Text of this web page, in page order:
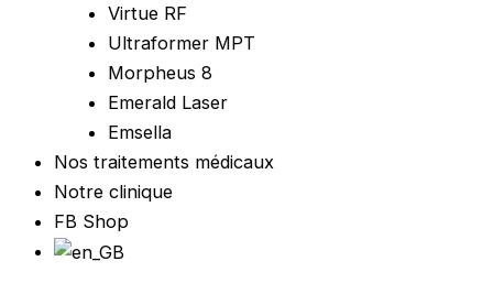
Virtue RF
Ultraformer MPT
Morpheus 8
Emerald Laser
Emsella
Nos traitements médicaux
Notre clinique
FB Shop